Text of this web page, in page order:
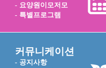
- 요양원이모저모
- 특별프로그램
커뮤니케이션
- 공지사항